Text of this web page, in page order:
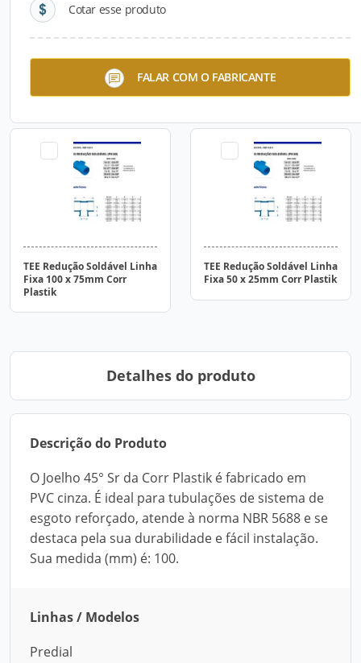
Cotar esse produto
FALAR COM O FABRICANTE
TEE Redução Soldável Linha
Fixa 150 x 125mm Corr
Plastik
Fixa 100 x 50mm Corr
Plastik
TEE Redução Soldável Linha
Fixa 100 x 75mm Corr
Plastik
TEE Redução Soldável Linha
Fixa 50 x 25mm Corr Plastik
Detalhes do produto
Descrição do Produto
O Joelho 45° Sr da Corr Plastik é fabricado em
PVC cinza. É ideal para tubulações de sistema de
esgoto reforçado, atende à norma NBR 5688 e se
destaca pela sua durabilidade e fácil instalação.
Sua medida (mm) é: 100.
Linhas / Modelos
Predial